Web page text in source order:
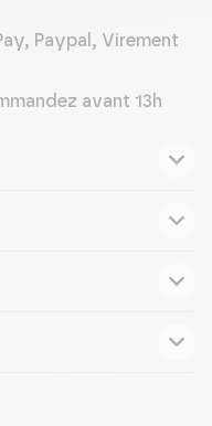
Paypal, Virement
avant 13h